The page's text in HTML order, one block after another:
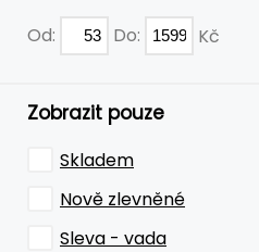
Od: Do: Kč
Zobrazit pouze
Skladem
Nově zlevněné
Sleva - vada